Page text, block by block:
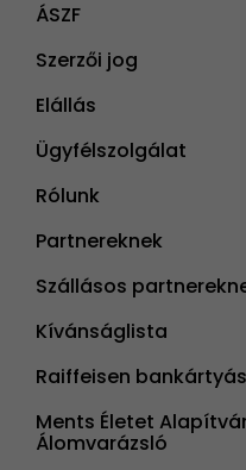
ÁSZF
Szerzői jog
Elállás
Ügyfélszolgálat
Rólunk
Partnereknek
Szállásos
Kívánságlista
Raiffeisen
Ments Életet
Álomvarázsló